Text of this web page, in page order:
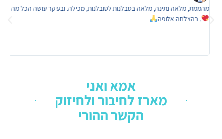
מהממת, מלאה נתינה, מלאה בסבלנות לסובלנות, מכילה. ובעיקר עושה הכל מה
. בהצלחה אלופה
אמא ואני
מארז לחיבור ולחיזוק
הקשר ההורי